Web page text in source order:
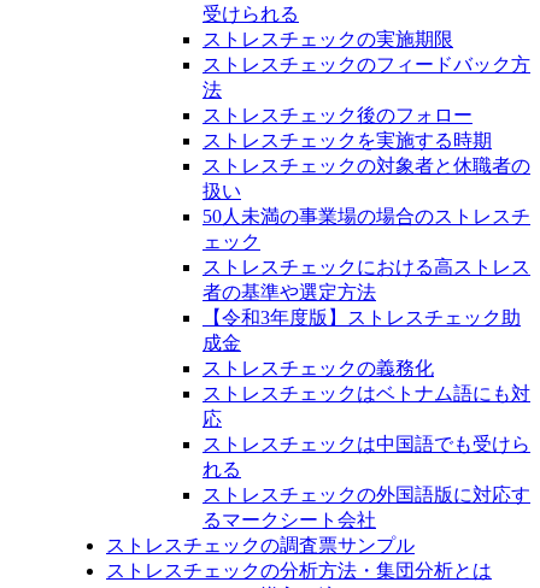
受けられる
ストレスチェックの実施期限
ストレスチェックのフィードバック方
法
ストレスチェック後のフォロー
ストレスチェックを実施する時期
ストレスチェックの対象者と休職者の
扱い
50人未満の事業場の場合のストレスチ
ェック
ストレスチェックにおける高ストレス
者の基準や選定方法
【令和3年度版】ストレスチェック助
成金
ストレスチェックの義務化
ストレスチェックはベトナム語にも対
応
ストレスチェックは中国語でも受けら
れる
ストレスチェックの外国語版に対応す
るマークシート会社
ストレスチェックの調査票サンプル
ストレスチェックの分析方法・集団分析とは